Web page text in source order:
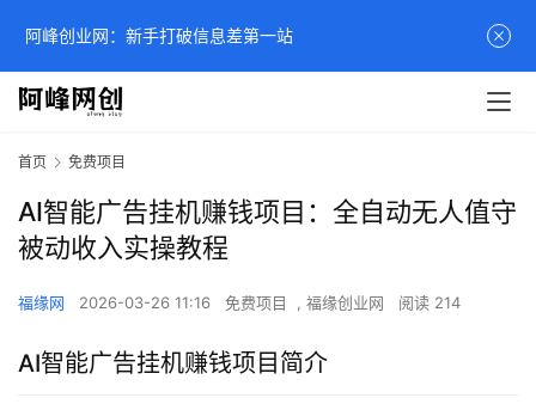
首页 免费项目
AI智能广告挂机赚钱项目：全自动无人值守
被动收入实操教程
福缘网 2026-03-26 11:16 免费项目 , 福缘创业网 阅读 214
AI智能广告挂机赚钱项目简介
阿峰创业网：新手打破信息差第一站